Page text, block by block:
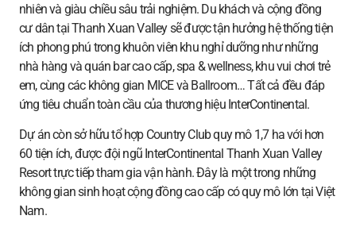
nhiên và giàu chiều sâu trải nghiệm. Du khách và cộng đồng
cư dân tại Thanh Xuan Valley sẽ được tận hưởng hệ thống tiện
ích phong phú trong khuôn viên khu nghỉ dưỡng như những
nhà hàng và quán bar cao cấp, spa & wellness, khu vui chơi trẻ
em, cùng các không gian MICE và Ballroom… Tất cả đều đáp
ứng tiêu chuẩn toàn cầu của thương hiệu InterContinental.
Dự án còn sở hữu tổ hợp Country Club quy mô 1,7 ha với hơn
60 tiện ích, được đội ngũ InterContinental Thanh Xuan Valley
Resort trực tiếp tham gia vận hành. Đây là một trong những
không gian sinh hoạt cộng đồng cao cấp có quy mô lớn tại Việt
Nam.